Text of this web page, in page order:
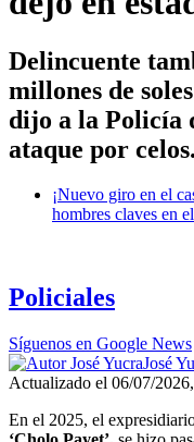
Delincuente
millones de
dijo a la Policía
ataque por celos.
¡Nuevo giro en el
hombres claves en
Policiales
Síguenos en Google News
José
Actualizado el 06/07/
En el 2025, el